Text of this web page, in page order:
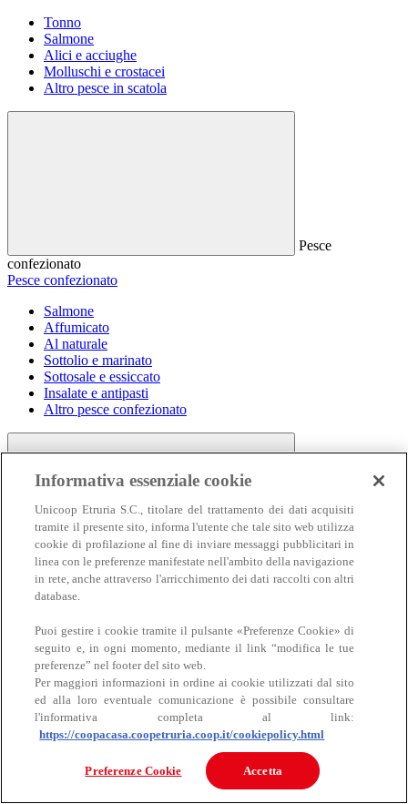
Tonno
Salmone
Alici e acciughe
Molluschi e crostacei
Altro pesce in scatola
Pesce
confezionato
Pesce confezionato
Salmone
Affumicato
Al naturale
Sottolio e marinato
Sottosale e essiccato
Insalate e antipasti
Altro pesce confezionato
Carne
Carne
Bovino
Informativa essenziale cookie
Unicoop Etruria S.C., titolare del trattamento dei dati acquisiti
tramite il presente sito, informa l'utente che tale sito web utilizza
cookie di profilazione al fine di inviare messaggi pubblicitari in
linea con le preferenze manifestate nell'ambito della navigazione
in rete, anche attraverso l'arricchimento dei dati raccolti con altri
database.
Puoi gestire i cookie tramite il pulsante «Preferenze Cookie» di
seguito e, in ogni momento, mediante il link “modifica le tue
preferenze” nel footer del sito web.
Per maggiori informazioni in ordine ai cookie utilizzati dal sito
ed alla loro eventuale comunicazione è possibile consultare
l'informativa completa al link:
https://coopacasa.coopetruria.coop.it/cookiepolicy.html
Preferenze Cookie Accetta